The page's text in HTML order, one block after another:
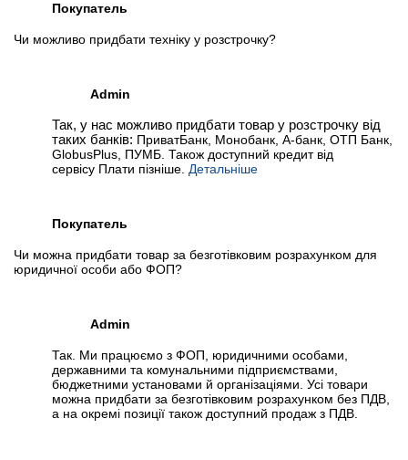
Покупатель
Чи можливо придбати техніку у розстрочку?
Admin
Так, у нас можливо придбати товар у розстрочку від
таких банків: ПриватБанк, Монобанк, А-банк, ОТП Банк,
GlobusPlus, ПУМБ. Також доступний кредит від
сервісу Плати пізніше. Детальніше
Покупатель
Чи можна придбати товар за безготівковим розрахунком для
юридичної особи або ФОП?
Admin
Так. Ми працюємо з ФОП, юридичними особами,
державними та комунальними підприємствами,
бюджетними установами й організаціями. Усі товари
можна придбати за безготівковим розрахунком без ПДВ,
а на окремі позиції також доступний продаж з ПДВ.